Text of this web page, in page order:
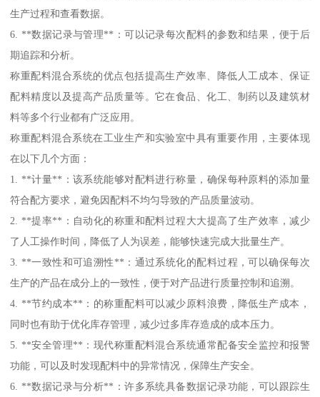
生产过程和查看数据。
6. **数据记录与管理**：可以记录每次配料的参数和结果，便于后
期追踪和分析。
称重配料混合系统的优点包括提高生产效率、降低人工成本、保证
配料精度以及提高产品质量等。它在食品、化工、制药以及建筑材
料等多个行业都有广泛应用。
称重配料混合系统在工业生产和实验室中具有重要作用，主要体现
在以下几个方面：
1. **计量**：该系统能够对配料进行称量，确保每种原料的添加量
符合配方要求，避免因配料不均匀导致的产品质量波动。
2. **提率**：自动化的称重和配料过程大大提高了生产效率，减少
了人工操作时间，降低了人为误差，能够快速完成大批量生产。
3. **一致性和可追溯性**：通过系统化的配料过程，可以确保每次
生产的产品在成分上的一致性，便于对产品进行质量控制和追溯。
4. **节约成本**：的称重配料可以减少原料浪费，降低生产成本，
同时也有助于优化库存管理，减少过多库存造成的成本压力。
5. **安全管理**：现代称重配料混合系统通常配备安全监控和报警
功能，可以及时发现配料中的异常情况，保障生产安全。
6. **数据记录与分析**：许多系统具备数据记录功能，可以跟踪生